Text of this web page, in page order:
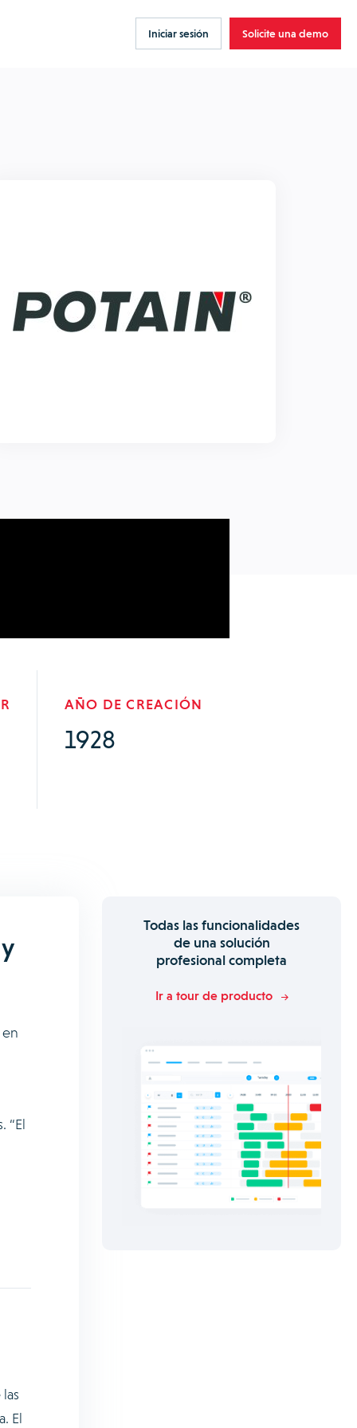
Iniciar sesión Solicite una demo
AÑO DE CREACIÓN
1928
“El
El
Todas las funcionalidades
de una solución
profesional completa
Ir a tour de producto